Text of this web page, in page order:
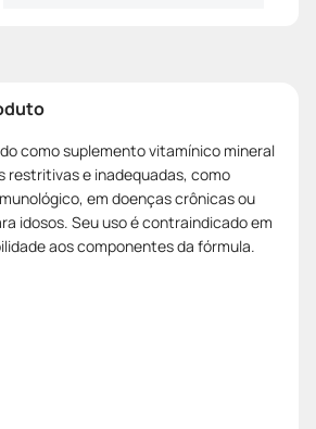
como suplemento vitamínico mineral
restritivas e inadequadas, como
em doenças crônicas ou
idosos. Seu uso é contraindicado em
aos componentes da fórmula.